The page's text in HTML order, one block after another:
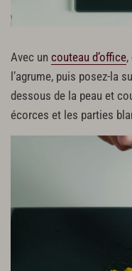
Avec un couteau d’office
l’agrume, puis posez-la
dessous de la peau et
écorces et les parties